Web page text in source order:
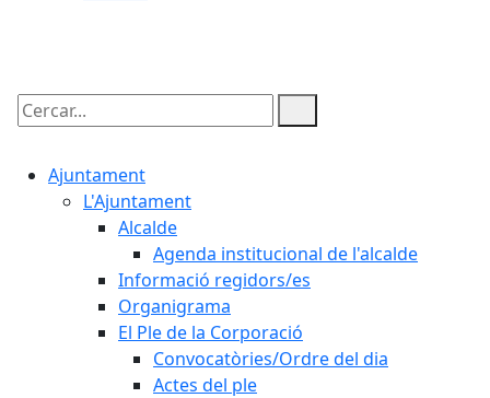
Cercar:
Ajuntament
L'Ajuntament
Alcalde
Agenda institucional de l'alcalde
Informació regidors/es
Organigrama
El Ple de la Corporació
Convocatòries/Ordre del dia
Actes del ple